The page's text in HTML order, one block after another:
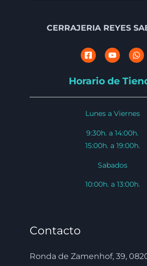
CERRAJERIA REYES
Horario de
Lunes a Viernes
9:30h. a 14:00h.
15:00h. a 19:00h.
Sabados
10:00h. a 13:00h.
Contacto
Ronda de Zamenhof, 39,